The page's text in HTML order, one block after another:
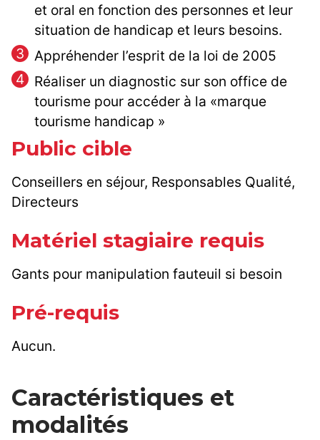
et oral en fonction des personnes et leur
situation de handicap et leurs besoins.
Appréhender l’esprit de la loi de 2005
Réaliser un diagnostic sur son office de
tourisme pour accéder à la «marque
tourisme handicap »
Public cible
Conseillers en séjour, Responsables Qualité,
Directeurs
Matériel stagiaire requis
Gants pour manipulation fauteuil si besoin
Pré-requis
Aucun.
Caractéristiques et
modalités